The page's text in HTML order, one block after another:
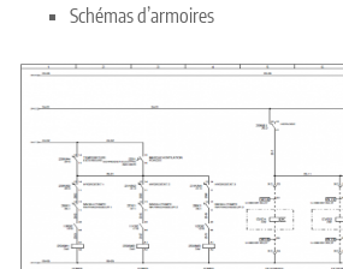
Schémas d’armoires